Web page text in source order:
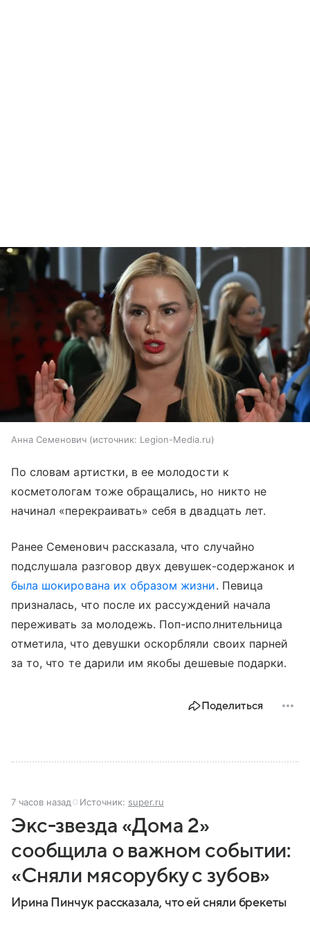
Анна Семенович источник: Legion-Media.ru
По словам артистки, в ее молодости к
косметологам тоже обращались, но никто не
начинал «перекраивать» себя в двадцать лет.
Ранее Семенович рассказала, что случайно
подслушала разговор двух девушек-содержанок и
была шокирована их образом жизни. Певица
призналась, что после их рассуждений начала
переживать за молодежь. Поп-исполнительница
отметила, что девушки оскорбляли своих парней
за то, что те дарили им якобы дешевые подарки.
Поделиться
7 часов назад Источник: super.ru
Экс-звезда «Дома 2»
сообщила о важном событии:
«Сняли мясорубку с зубов»
Ирина Пинчук рассказала, что ей сняли брекеты